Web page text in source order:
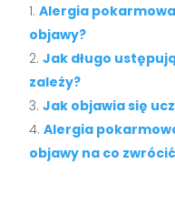
Alergia
objawy?
Jak długo
zależy?
Jak objawia się
Alergia
objawy na co